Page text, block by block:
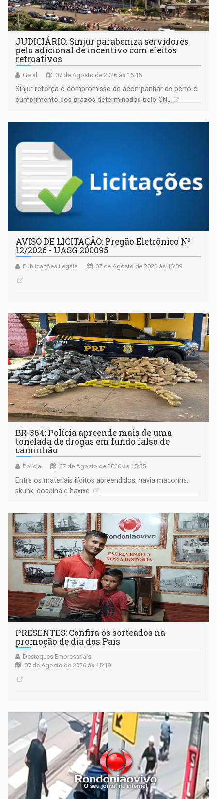
JUDICIÁRIO: Sinjur parabeniza servidores
pelo adicional de incentivo com efeitos
retroativos
Geral 07 de Agosto de 2026 às 16:16
Sinjur reforça o compromisso de acompanhar de perto o
cumprimento dos prazos determinados pelo CNJ
AVISO DE LICITAÇÃO: Pregão Eletrônico Nº
12/2026 - UASG 200095
Publicações Legais 07 de Agosto de 2026 às 16:09
BR-364: Polícia apreende mais de uma
tonelada de drogas em fundo falso de
caminhão
Polícia 07 de Agosto de 2026 às 15:55
Entre os materiais ilícitos apreendidos, havia maconha,
skunk, cocaína e haxixe
PRESENTES: Confira os sorteados na
promoção de dia dos Pais
Destaques Empresariais
07 de Agosto de 2026 às 15:19